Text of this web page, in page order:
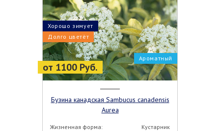
от 1100 Руб.
Ароматный
Долго цветёт
Хорошо зимует
Бузина канадская Sambucus canadensis
Aurea
Жизненная форма:
Кустарник